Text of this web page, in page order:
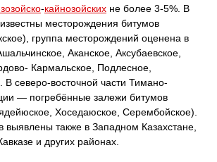
-кайнозойских не более 3-5%. В
месторождения битумов
группа месторождений оценена в
Аканское, Аксубаевское,
Кармальское, Подлесное,
В северо-восточной части Тимано-
— погребённые залежи битумов
Хоседаюское, Серембойское).
выявлены также в Западном Казахстане,
и других районах.